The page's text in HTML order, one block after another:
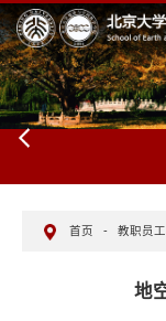
首页 - 教职员工
地